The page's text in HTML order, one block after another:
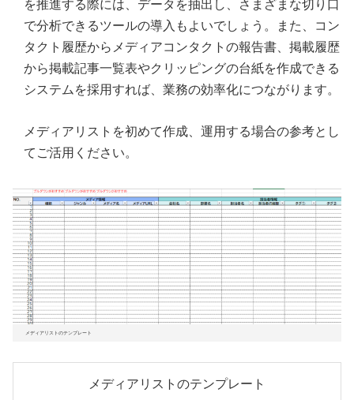
を推進する際には、データを抽出し、さまざまな切り口
で分析できるツールの導入もよいでしょう。また、コン
タクト履歴からメディアコンタクトの報告書、掲載履歴
から掲載記事一覧表やクリッピングの台紙を作成できる
システムを採用すれば、業務の効率化につながります。
メディアリストを初めて作成、運用する場合の参考とし
てご活用ください。
メディアリストのテンプレート
メディアリストのテンプレート